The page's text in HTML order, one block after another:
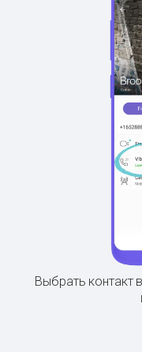
Выбрать контакт